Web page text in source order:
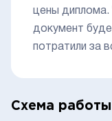
цены
документ
потратили за
Схема работы